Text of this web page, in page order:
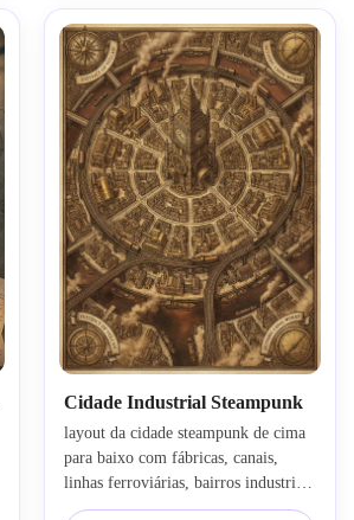
para apresentação e um ambiente de
design urbano profissional focado na
estrutura e legibilidade.
Cidade Industrial Steampunk
layout da cidade steampunk de cima
para baixo com fábricas, canais,
linhas ferroviárias, bairros industriais
em tons de latão, uma torre de